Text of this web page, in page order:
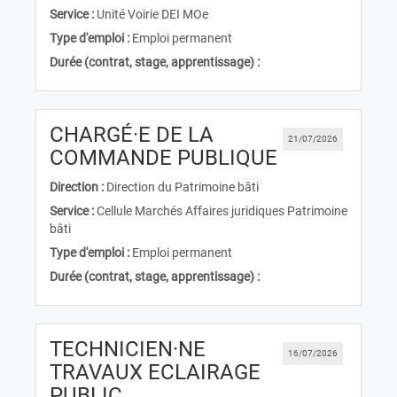
Service : Unité Voirie DEI MOe
Type d'emploi : Emploi permanent
Durée (contrat, stage, apprentissage) :
21/07/2026
CHARGÉ·E DE LA
COMMANDE PUBLIQUE
Direction : Direction du Patrimoine bâti
Service :Cellule Marchés Affaires juridiques Patrimoine
bâti
Type d'emploi : Emploi permanent
Durée (contrat, stage, apprentissage) :
16/07/2026
TECHNICIEN·NE
TRAVAUX ECLAIRAGE